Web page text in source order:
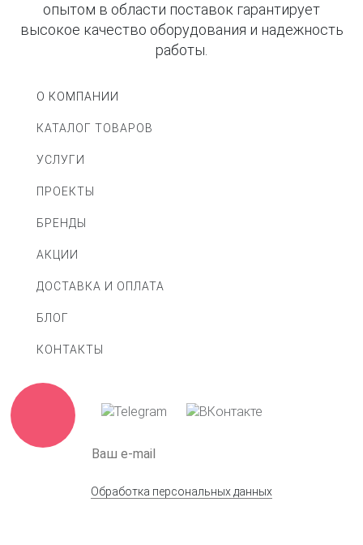
опытом в области поставок гарантирует
высокое качество оборудования и надежность
работы.
О КОМПАНИИ
КАТАЛОГ ТОВАРОВ
УСЛУГИ
ПРОЕКТЫ
БРЕНДЫ
АКЦИИ
ДОСТАВКА И ОПЛАТА
БЛОГ
КОНТАКТЫ
Обработка персональных данных